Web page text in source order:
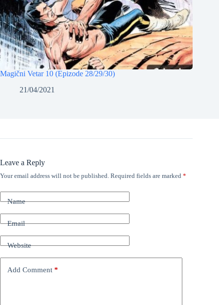
Magični Vetar 10 (Epizode 28/29/30)
21/04/2021
Leave a Reply
Your email address will not be published. Required fields are marked *
Name
Email
Website
Add Comment *